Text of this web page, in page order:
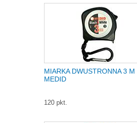
MIARKA DWUSTRONNA 3 M
MEDID
120 pkt.